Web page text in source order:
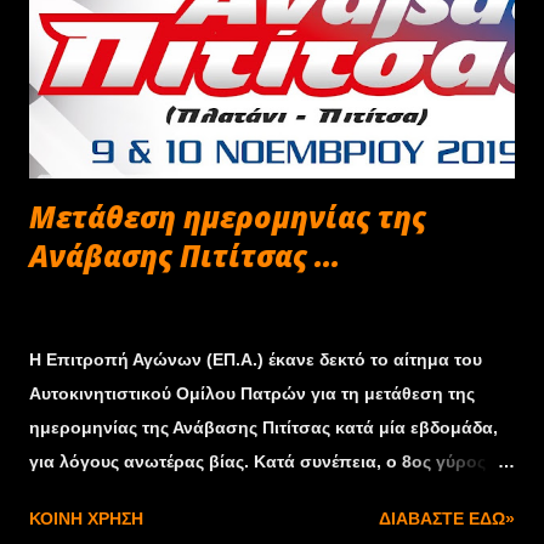
Μετάθεση ημερομηνίας της
Ανάβασης Πιτίτσας ...
Η Επιτροπή Αγώνων (ΕΠ.Α.) έκανε δεκτό το αίτημα του
Αυτοκινητιστικού Ομίλου Πατρών για τη μετάθεση της
ημερομηνίας της Ανάβασης Πιτίτσας κατά μία εβδομάδα,
για λόγους ανωτέρας βίας. Κατά συνέπεια, ο 8ος γύρος
Αναβάσεων & Ιστορικών θα διεξαχθεί στις 16-17
ΚΟΙΝΉ ΧΡΉΣΗ ΔΙΑΒΆΣΤΕ ΕΔΏ»